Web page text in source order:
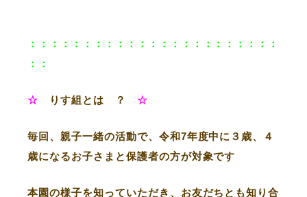
：：：：：：：：：：：：：：：：：：：：：：：
：：
☆ りす組とは ？ ☆
毎回、親子一緒の活動で、令和7年度中に３歳、４
歳になるお子さまと保護者の方が対象です
本園の様子を知っていただき、お友だちとも知り合